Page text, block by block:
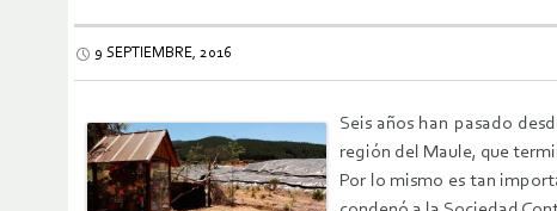
9 SEPTIEMBRE, 2016
Seis años han pasado
región del Maule, que
Por lo mismo es tan